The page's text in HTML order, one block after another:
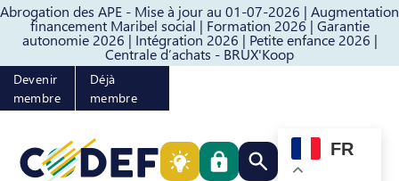
Abrogation des APE - Mise à jour au 01-07-2026 | Augmentation
financement Maribel social | Formation 2026 | Garantie
autonomie 2026 | Intégration 2026 | Petite enfance 2026 |
Centrale d’achats - BRUX'Koop
Passer au contenuPasser au pied de page
Devenir
membre
Déjà
membre
Rechercher quelque
FR